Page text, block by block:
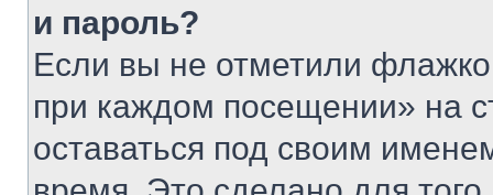
и пароль?
Если вы не отметили
при каждом посещении» на
оставаться под своим